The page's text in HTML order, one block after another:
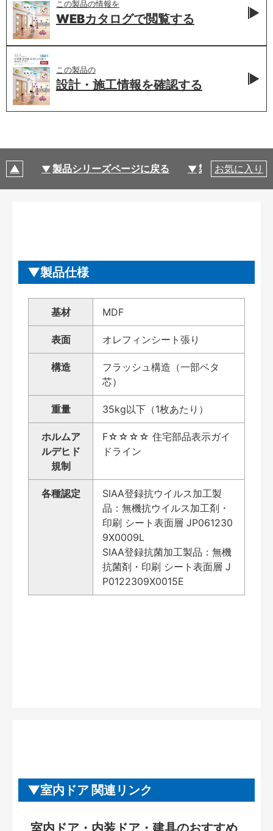
この製品の情報を
WEBカタログで閲覧する
この製品の
設計・施工情報を確認する
製品シリーズページに戻る 製品仕様
お気に入り
製品仕様
基材 MDF
表面 オレフィンシート張り
構造
フラッシュ構造（一部ベタ
芯）
重量 35kg以下（1枚あたり）
ホルムア
ルデヒド
規制
F☆☆☆☆ 住宅部品表示ガイ
ドライン
各種認定
SIAA登録抗ウイルス加工製
品：無機抗ウイルス加工剤・
印刷 シート表面層 JP061230
9X0009L
SIAA登録抗菌加工製品：無機
抗菌剤・印刷 シート表面層 J
P0122309X0015E
室内ドア 関連リンク